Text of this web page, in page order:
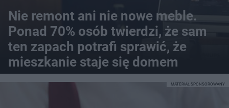
Nie remont ani nie nowe meble.
Ponad 70% osób twierdzi, że sam
ten zapach potrafi sprawić, że
mieszkanie staje się domem
MATERIAŁ SPONSOROWANY